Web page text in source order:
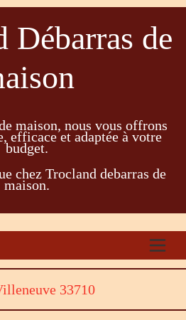
Débarras de
maison, nous vous offrons
efficace et adaptée à votre
budget.
chez Trocland debarras de
maison.
33710